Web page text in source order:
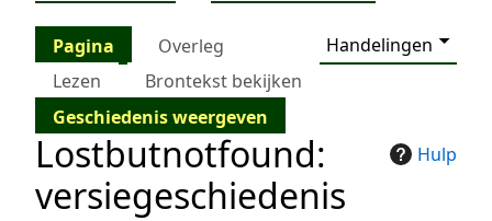
Pagina Overleg
Handelingen
Lezen
Brontekst bekijken
Geschiedenis weergeven
Hulp
Lostbutnotfound:
versiegeschiedenis